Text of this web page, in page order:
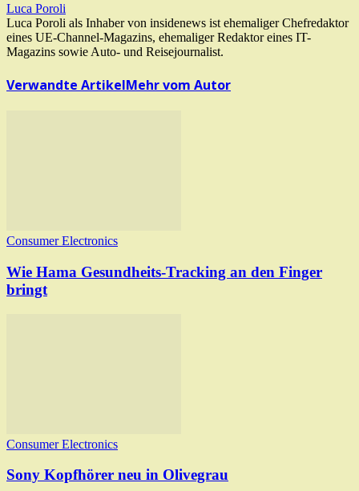
Luca Poroli
Luca Poroli als Inhaber von insidenews ist ehemaliger Chefredaktor
eines UE-Channel-Magazins, ehemaliger Redaktor eines IT-
Magazins sowie Auto- und Reisejournalist.
Verwandte ArtikelMehr vom Autor
Consumer Electronics
Wie Hama Gesundheits-Tracking an den Finger
bringt
Consumer Electronics
Sony Kopfhörer neu in Olivegrau